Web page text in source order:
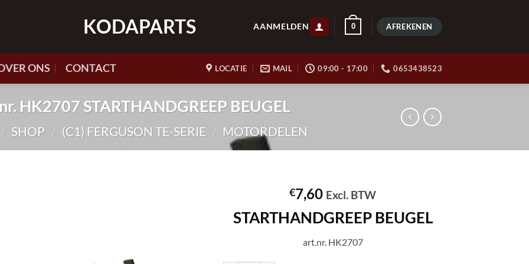
KODAPARTS AANMELDEN 0 AFREKENEN
ONS CONTACT LOCATIE MAIL 09:00 - 17:00 0653438523
HK2707 STARTHANDGREEP BEUGEL
/ SHOP / (C1) FERGUSON TE-SERIE / MOTORDELEN
€7,60 Excl. BTW
STARTHANDGREEP BEUGEL
art.nr. HK2707